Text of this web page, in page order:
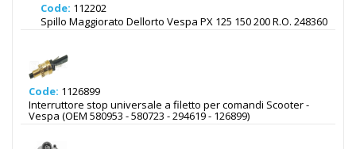
Code: 112202
Spillo Maggiorato Dellorto Vespa PX 125 150 200 R.O. 248360
Code: 1126899
Interruttore stop universale a filetto per comandi Scooter -
Vespa (OEM 580953 - 580723 - 294619 - 126899)